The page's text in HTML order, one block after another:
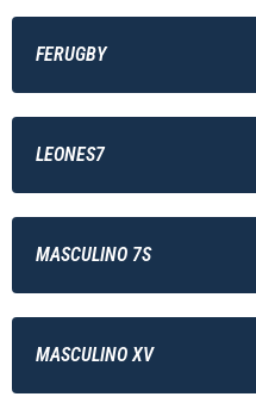
FERUGBY
LEONES7
MASCULINO 7S
MASCULINO XV